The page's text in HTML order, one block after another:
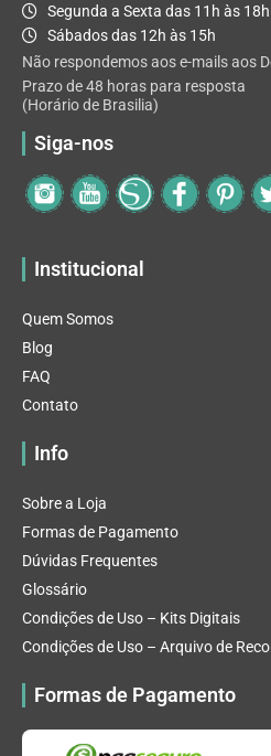
Segunda a Sexta das 11h às 18h
Sábados das 12h às 15h
Não respondemos aos e-mails aos
Prazo de 48 horas para resposta
(Horário de Brasilia)
Siga-nos
Institucional
Quem Somos
Blog
FAQ
Contato
Info
Sobre a Loja
Formas de Pagamento
Dúvidas Frequentes
Glossário
Condições de Uso – Kits Digitais
Condições de Uso – Arquivo de
Formas de Pagamento